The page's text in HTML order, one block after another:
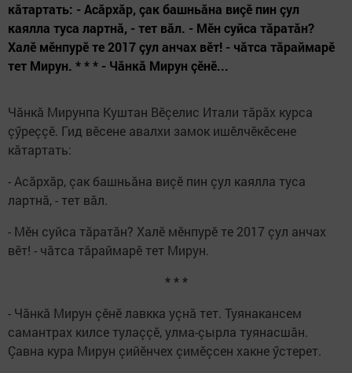
кăтартать: - Асăрхăр, çак башньăна виçӗ пин çул
каялла туса лартнă, - тет вăл. - Мӗн суйса тăратăн?
Халӗ мӗнпурӗ те 2017 çул анчах вӗт! - чăтса тăраймарӗ
тет Мирун. * * * - Чăнкă Мирун çӗнӗ...
Чăнкă Мирунпа Куштан Вӗçелис Итали тăрăх курса
çӳреççӗ. Гид вӗсене авалхи замок ишӗл­чӗкӗсене
кăтартать:
- Асăрхăр, çак башньăна виçӗ пин çул каялла туса
лартнă, - тет вăл.
- Мӗн суйса тăратăн? Халӗ мӗнпурӗ те 2017 çул анчах
вӗт! - чăтса тăраймарӗ тет Мирун.
* * *
- Чăнкă Мирун çӗнӗ лавкка уçнă тет. Туянакансем
самант­рах килсе тулаççӗ, улма-çырла туянасшăн.
Çавна кура Мирун çийӗнчех çимӗçсен хакне ӳстерет.